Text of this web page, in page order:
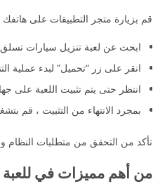
قم بزيارة متجر التطبيقات على
ابحث عن لعبة تنزيل سيارات
انقر على زر “تحميل” لبدء عملية
انتظر حتى يتم تثبيت اللعبة على
بمجرد الانتهاء من التثبيت ، قم
تأكد من التحقق من متطلبات النظام
من أهم مميزات في للعبة